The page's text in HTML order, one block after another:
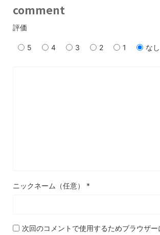
comment
評価
5 4 3 2 1 なし
ニックネーム（任意） *
次回のコメントで使用するためブラウザ